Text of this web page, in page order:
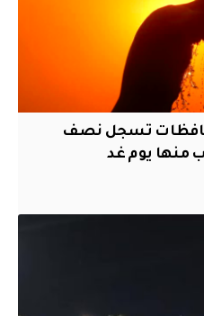
تسجل نصف
منها يوم غد